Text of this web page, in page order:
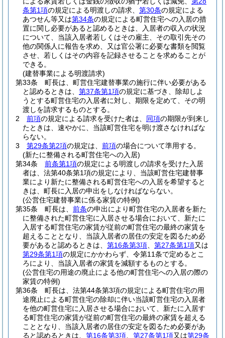
条第1項の規定による明渡しの請求、 第30条の規定による
あつせん等又は第34条の規定による町営住宅への入居の措
置に関し必要があると認めるときは、入居者の収入の状況
について、当該入居者若しくはその雇主、その取引先その
他の関係人に報告を求め、又は官公署に必要な書類を閲覧
させ、若しくはその内容を記録させることを求めることが
できる。
(建替事業による明渡請求)
第33条
町長は、町営住宅建替事業の施行に伴い必要がある
と認めるときは、 第37条第1項の規定に基づき、除却しよ
うとする町営住宅の入居者に対し、期限を定めて、その明
渡しを請求するものとする。
2
前項の規定による請求を受けた者は、 同項の期限が到来し
たときは、速やかに、当該町営住宅を明け渡さなければな
らない。
3
第29条第2項の規定は、 前項の場合について準用する。
(新たに整備される町営住宅への入居)
第34条
前条第1項の規定による明渡しの請求を受けた入居
者は、法第40条第1項の規定により、当該町営住宅建替事
業により新たに整備される町営住宅への入居を希望すると
きは、町長に入居の申出をしなければならない。
(公営住宅建替事業に係る家賃の特例)
第35条
町長は、 前条の申出により町営住宅の入居者を新た
に整備された町営住宅に入居させる場合において、新たに
入居する町営住宅の家賃が従前の町営住宅の最終の家賃を
超えることとなり、当該入居者の居住の安定を図るため必
要があると認めるときは、 第16条第3項 第27条第1項又は
第29条第1項の規定にかかわらず、令第11条で定めるとこ
ろにより、当該入居者の家賃を減額するものとする。
(公営住宅の用途の廃止による他の町営住宅への入居の際の
家賃の特例)
第36条
町長は、法第44条第3項の規定による町営住宅の用
途廃止による町営住宅の除却に伴い当該町営住宅の入居者
を他の町営住宅に入居させる場合において、新たに入居す
る町営住宅の家賃が従前の町営住宅の最終の家賃を超える
こととなり、当該入居者の居住の安定を図るため必要があ
ると認めるときは、 第16条第3項 第27条第1項又は第29条